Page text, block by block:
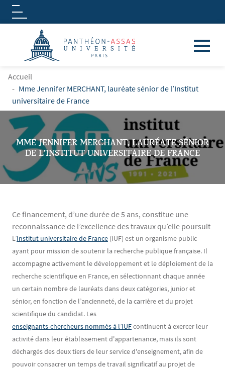
Aller au contenu principal
Logo
FIL D'ARIANE
Accueil
Mme Jennifer MERCHANT, lauréate sénior de l’Institut
universitaire de France
MME JENNIFER MERCHANT, LAURÉATE SÉNIOR
DE L’INSTITUT UNIVERSITAIRE DE FRANCE
Ce financement, d’une durée de 5 ans, constitue une
reconnaissance de l’excellence des travaux qu’elle poursuit
Contenu
Texte
L’Institut universitaire de France (IUF) est un organisme public
ayant pour mission de soutenir la recherche publique française. Il
accompagne activement le développement et le déploiement de la
recherche scientifique en France, en sélectionnant chaque année
un certain nombre de lauréats dans deux catégories, junior et
sénior, en fonction de l’ancienneté, de la carrière et du projet
scientifique du candidat. Les
enseignants-chercheurs nommés à l’IUFcontinuent à exercer leur
activité dans leur établissement d'appartenance, mais ils sont
déchargés des deux tiers de leur service d'enseignement, afin de
pouvoir consacrer un temps de travail significatif au projet de